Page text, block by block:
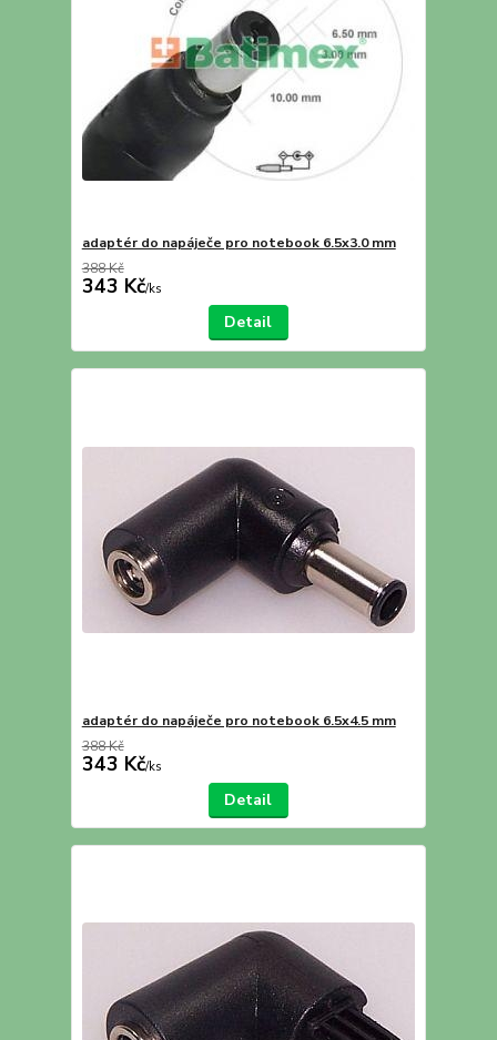
adaptér do napáječe pro notebook 6.5x3.0 mm
388 Kč
343 Kč/ks
Detail
adaptér do napáječe pro notebook 6.5x4.5 mm
388 Kč
343 Kč/ks
Detail